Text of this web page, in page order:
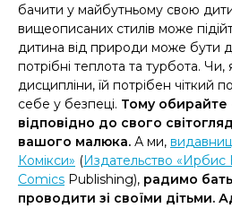
бачити у майбутньому свою
вищеописаних стилів може
дитина від природи може бути
потрібні теплота та турбота. Чи,
дисципліни, їй потрібен чіткий
себе у безпеці. Тому обирайте
відповідно до свого
вашого малюка. А ми,
Комікси» (Издательство «Ирбис
Comics Publishing), радимо
проводити зі своїми дітьми.